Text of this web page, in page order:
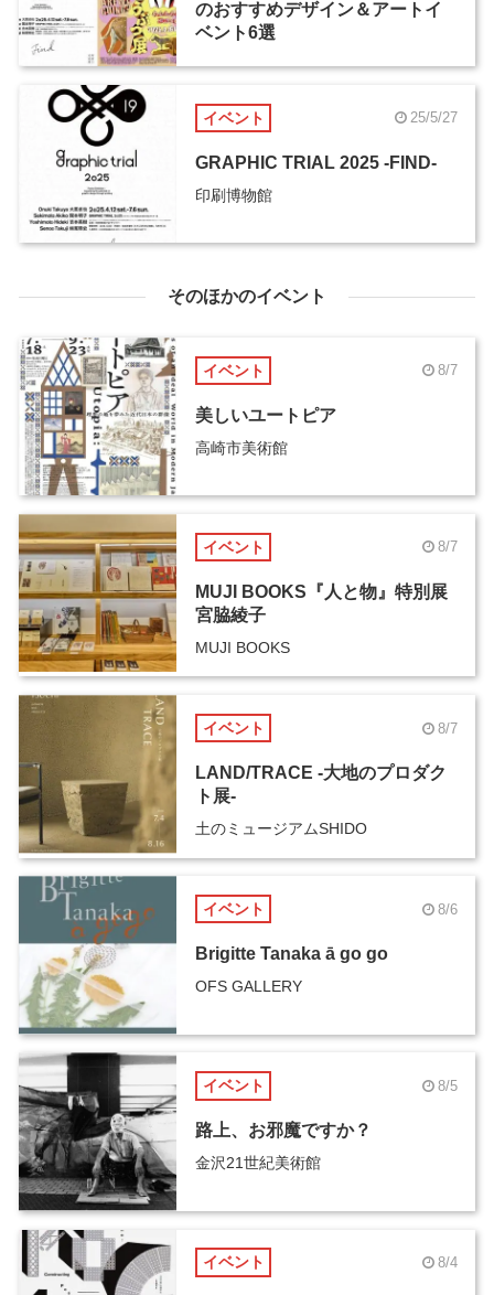
のおすすめデザイン＆アートイ
ベント6選
イベント 25/5/27
GRAPHIC TRIAL 2025 -FIND-
印刷博物館
そのほかのイベント
イベント 8/7
美しいユートピア
高崎市美術館
イベント 8/7
MUJI BOOKS『人と物』特別展
宮脇綾子
MUJI BOOKS
イベント 8/7
LAND/TRACE -大地のプロダク
ト展-
土のミュージアムSHIDO
イベント 8/6
Brigitte Tanaka ā go go
OFS GALLERY
イベント 8/5
路上、お邪魔ですか？
金沢21世紀美術館
イベント 8/4